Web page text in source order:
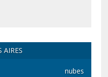
AIRES
nubes